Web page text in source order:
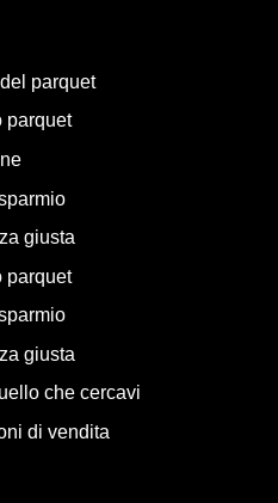
parquet
parquet
giusta
parquet
giusta
che cercavi
di vendita